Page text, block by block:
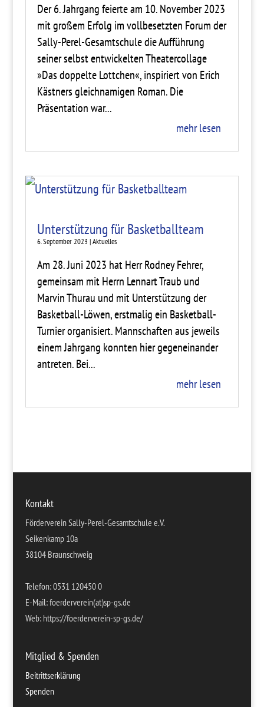
Der 6. Jahrgang feierte am 10. November 2023
mit großem Erfolg im vollbesetzten Forum der
Sally-Perel-Gesamtschule die Aufführung
seiner selbst entwickelten Theatercollage
»Das doppelte Lottchen«, inspiriert von Erich
Kästners gleichnamigen Roman. Die
Präsentation war...
mehr lesen
Unterstützung für Basketballteam
6. September 2023 |Aktuelles
Am 28. Juni 2023 hat Herr Rodney Fehrer,
gemeinsam mit Herrn Lennart Traub und
Marvin Thurau und mit Unterstützung der
Basketball-Löwen, erstmalig ein Basketball-
Turnier organisiert. Mannschaften aus jeweils
einem Jahrgang konnten hier gegeneinander
antreten. Bei...
mehr lesen
Kontakt
Förderverein Sally-Perel-Gesamtschule e.V.
Seikenkamp 10a
38104 Braunschweig
Telefon: 0531 120450 0
E-Mail: foerderverein(at)sp-gs.de
Web: https://foerderverein-sp-gs.de/
Mitglied & Spenden
Beitrittserklärung
Spenden